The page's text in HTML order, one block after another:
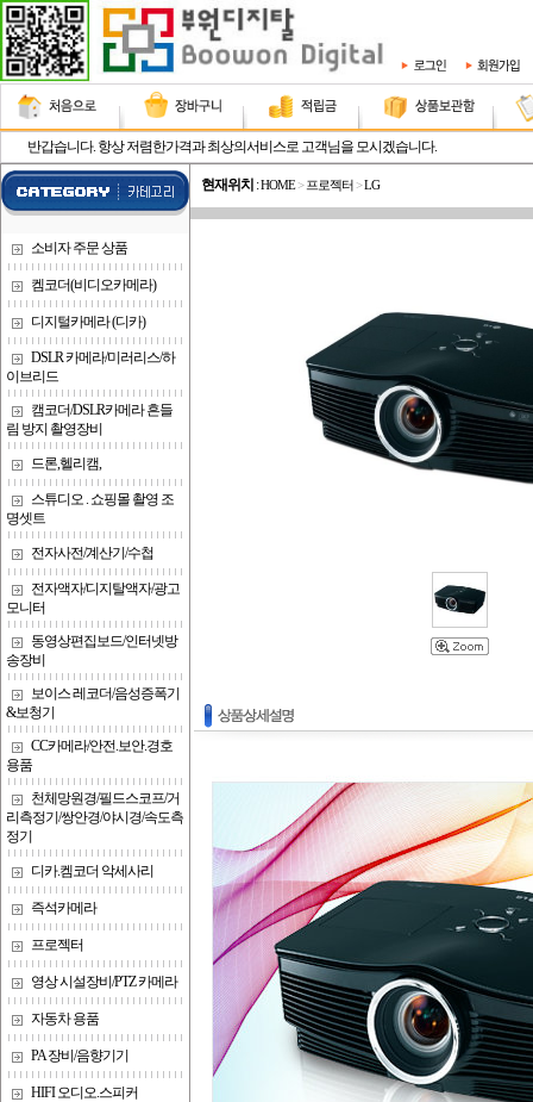
반갑습니다. 항상 저렴한가격과 최상의서비스로 고객님을 모시겠습니다.
소비자 주문 상품
켐코더(비디오카메라)
디지털카메라 (디카)
DSLR 카메라/미러리스/하
이브리드
캠코더/DSLR카메라 흔들
림 방지 촬영장비
드론,헬리캠,
스튜디오 . 쇼핑몰 촬영 조
명셋트
전자사전/계산기/수첩
전자액자/디지탈액자/광고
모니터
동영상편집보드/인터넷방
송장비
보이스 레코더/음성증폭기
&보청기
CC카메라/안전.보안.경호
용품
천체망원경/필드스코프/거
리측정기/쌍안경/야시경/속도측
정기
디카.켐코더 악세사리
즉석카메라
프로젝터
영상 시설장비/PTZ 카메라
자동차 용품
PA 장비/음향기기
HIFI 오디오.스피커
현재위치 :HOME>프로젝터 >LG